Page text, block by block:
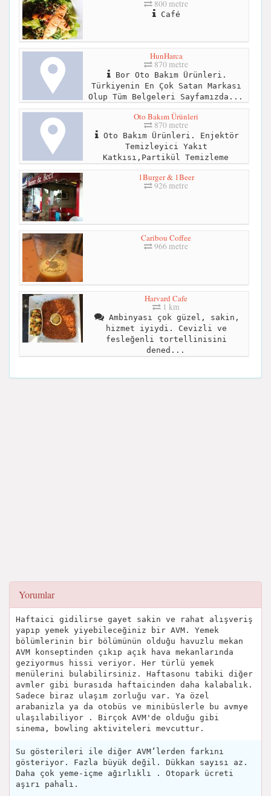
800 metre
Café
HunHarca
870 metre
Bor Oto Bakım Ürünleri.
Türkiyenin En Çok Satan Markası
Olup Tüm Belgeleri Sayfamızda...
Oto Bakım Ürünleri
870 metre
Oto Bakım Ürünleri. Enjektör
Temizleyici Yakıt
Katkısı,Partikül Temizleme
1Burger & 1Beer
926 metre
Caribou Coffee
966 metre
Harvard Cafe
1 km
Ambinyası çok güzel, sakin,
hizmet iyiydi. Cevizli ve
fesleğenli tortellinisini
dened...
Yorumlar
Haftaici gidilirse gayet sakin ve rahat alışveriş
yapıp yemek yiyebileceğiniz bir AVM. Yemek
bölümlerinin bir bölümünün olduğu havuzlu mekan
AVM konseptinden çıkıp açık hava mekanlarında
geziyormus hissi veriyor. Her türlü yemek
menülerini bulabilirsiniz. Haftasonu tabiki diğer
avmler gibi burasıda haftaicinden daha kalabalık.
Sadece biraz ulaşım zorluğu var. Ya özel
arabanizla ya da otobüs ve minibüslerle bu avmye
ulaşılabiliyor . Birçok AVM'de olduğu gibi
sinema, bowling aktiviteleri mevcuttur.
Su gösterileri ile diğer AVM’lerden farkını
gösteriyor. Fazla büyük değil. Dükkan sayısı az.
Daha çok yeme-içme ağırlıklı . Otopark ücreti
aşırı pahalı.